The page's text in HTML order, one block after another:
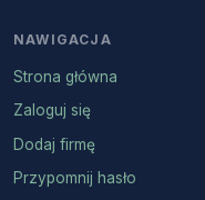
NAWIGACJA
Strona główna
Zaloguj się
Dodaj firmę
Przypomnij hasło